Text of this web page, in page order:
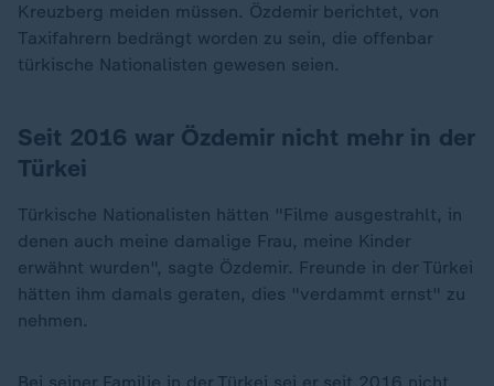
Kreuzberg meiden müssen. Özdemir berichtet, von
Taxifahrern bedrängt worden zu sein, die offenbar
türkische Nationalisten gewesen seien.
Seit 2016 war Özdemir nicht mehr in der
Türkei
Türkische Nationalisten hätten "Filme ausgestrahlt, in
denen auch meine damalige Frau, meine Kinder
erwähnt wurden", sagte Özdemir. Freunde in der Türkei
hätten ihm damals geraten, dies "verdammt ernst" zu
nehmen.